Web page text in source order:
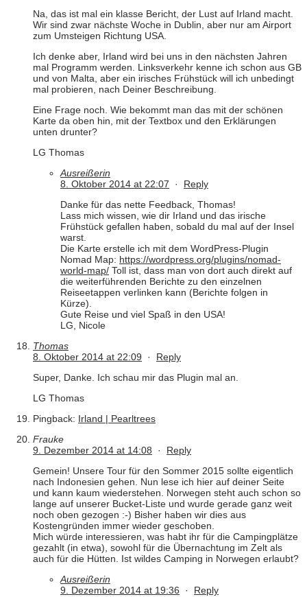
Na, das ist mal ein klasse Bericht, der Lust auf Irland macht.
Wir sind zwar nächste Woche in Dublin, aber nur am Airport
zum Umsteigen Richtung USA.
Ich denke aber, Irland wird bei uns in den nächsten Jahren
mal Programm werden. Linksverkehr kenne ich schon aus GB
und von Malta, aber ein irisches Frühstück will ich unbedingt
mal probieren, nach Deiner Beschreibung.
Eine Frage noch. Wie bekommt man das mit der schönen
Karte da oben hin, mit der Textbox und den Erklärungen
unten drunter?
LG Thomas
Ausreißerin
8. Oktober 2014 at 22:07 · Reply
Danke für das nette Feedback, Thomas!
Lass mich wissen, wie dir Irland und das irische
Frühstück gefallen haben, sobald du mal auf der Insel
warst.
Die Karte erstelle ich mit dem WordPress-Plugin
Nomad Map: https://wordpress.org/plugins/nomad-
world-map/ Toll ist, dass man von dort auch direkt auf
die weiterführenden Berichte zu den einzelnen
Reiseetappen verlinken kann (Berichte folgen in
Kürze).
Gute Reise und viel Spaß in den USA!
LG, Nicole
Thomas
8. Oktober 2014 at 22:09 · Reply
Super, Danke. Ich schau mir das Plugin mal an.
LG Thomas
Pingback: Irland | Pearltrees
Frauke
9. Dezember 2014 at 14:08 · Reply
Gemein! Unsere Tour für den Sommer 2015 sollte eigentlich
nach Indonesien gehen. Nun lese ich hier auf deiner Seite
und kann kaum wiederstehen. Norwegen steht auch schon so
lange auf unserer Bucket-Liste und wurde gerade ganz weit
noch oben gezogen :-) Bisher haben wir dies aus
Kostengründen immer wieder geschoben.
Mich würde interessieren, was habt ihr für die Campingplätze
gezahlt (in etwa), sowohl für die Übernachtung im Zelt als
auch für die Hütten. Ist wildes Camping in Norwegen erlaubt?
Ausreißerin
9. Dezember 2014 at 19:36 · Reply